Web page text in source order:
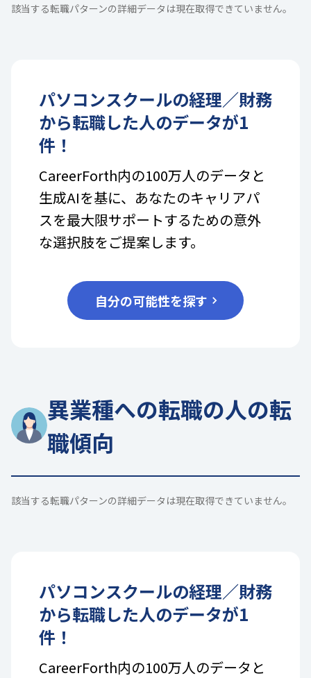
該当する転職パターンの詳細データは現在取得できていません。
パソコンスクールの経理／財務
から転職した人のデータが1
件！
CareerForth内の100万人のデータと
生成AIを基に、あなたのキャリアパ
スを最大限サポートするための意外
な選択肢をご提案します。
自分の可能性を探す
異業種への転職の人の転
職傾向
該当する転職パターンの詳細データは現在取得できていません。
パソコンスクールの経理／財務
から転職した人のデータが1
件！
CareerForth内の100万人のデータと